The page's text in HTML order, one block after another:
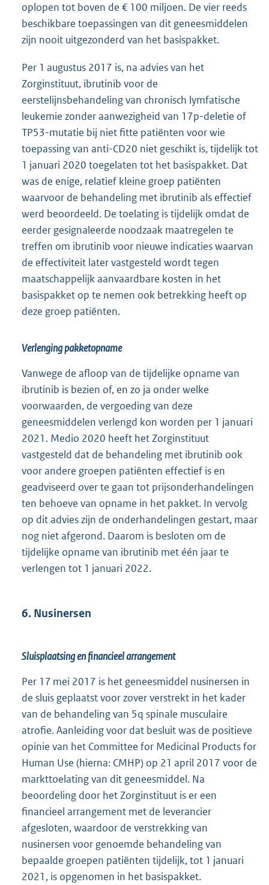
oplopen tot boven de € 100 miljoen. De vier reeds
beschikbare toepassingen van dit geneesmiddelen
zijn nooit uitgezonderd van het basispakket.
Per 1 augustus 2017 is, na advies van het
Zorginstituut, ibrutinib voor de
eerstelijnsbehandeling van chronisch lymfatische
leukemie zonder aanwezigheid van 17p-deletie of
TP53-mutatie bij niet fitte patiënten voor wie
toepassing van anti-CD20 niet geschikt is, tijdelijk tot
1 januari 2020 toegelaten tot het basispakket. Dat
was de enige, relatief kleine groep patiënten
waarvoor de behandeling met ibrutinib als effectief
werd beoordeeld. De toelating is tijdelijk omdat de
eerder gesignaleerde noodzaak maatregelen te
treffen om ibrutinib voor nieuwe indicaties waarvan
de effectiviteit later vastgesteld wordt tegen
maatschappelijk aanvaardbare kosten in het
basispakket op te nemen ook betrekking heeft op
deze groep patiënten.
Verlenging pakketopname
Vanwege de afloop van de tijdelijke opname van
ibrutinib is bezien of, en zo ja onder welke
voorwaarden, de vergoeding van deze
geneesmiddelen verlengd kon worden per 1 januari
2021. Medio 2020 heeft het Zorginstituut
vastgesteld dat de behandeling met ibrutinib ook
voor andere groepen patiënten effectief is en
geadviseerd over te gaan tot prijsonderhandelingen
ten behoeve van opname in het pakket. In vervolg
op dit advies zijn de onderhandelingen gestart, maar
nog niet afgerond. Daarom is besloten om de
tijdelijke opname van ibrutinib met één jaar te
verlengen tot 1 januari 2022.
6. Nusinersen
Sluisplaatsing en financieel arrangement
Per 17 mei 2017 is het geneesmiddel nusinersen in
de sluis geplaatst voor zover verstrekt in het kader
van de behandeling van 5q spinale musculaire
atrofie. Aanleiding voor dat besluit was de positieve
opinie van het Committee for Medicinal Products for
Human Use (hierna: CMHP) op 21 april 2017 voor de
markttoelating van dit geneesmiddel. Na
beoordeling door het Zorginstituut is er een
financieel arrangement met de leverancier
afgesloten, waardoor de verstrekking van
nusinersen voor genoemde behandeling van
bepaalde groepen patiënten tijdelijk, tot 1 januari
2021, is opgenomen in het basispakket.